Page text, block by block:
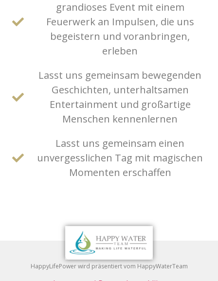
grandioses Event mit einem
Feuerwerk an Impulsen, die uns
begeistern und voranbringen,
erleben
Lasst uns gemeinsam bewegenden
Geschichten, unterhaltsamen
Entertainment und großartige
Menschen kennenlernen
Lasst uns gemeinsam einen
unvergesslichen Tag mit magischen
Momenten erschaffen
HappyLifePower wird präsentiert vom HappyWaterTeam